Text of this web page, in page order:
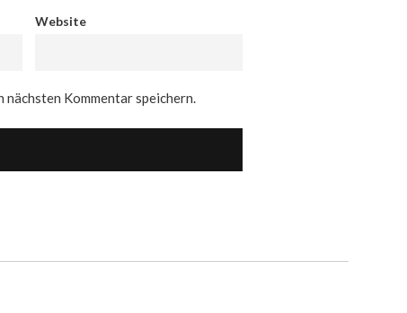
Website
Kommentar speichern.